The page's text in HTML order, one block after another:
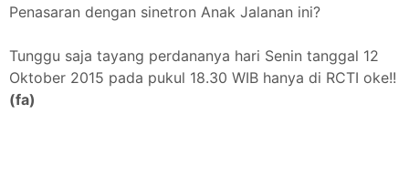
Penasaran dengan sinetron Anak Jalanan ini?
Tunggu saja tayang perdananya hari Senin tanggal 12
Oktober 2015 pada pukul 18.30 WIB hanya di RCTI oke!!
(fa)